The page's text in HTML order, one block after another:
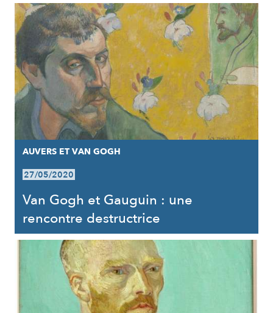
AUVERS ET VAN GOGH
27/05/2020
Van Gogh et Gauguin : une
rencontre destructrice